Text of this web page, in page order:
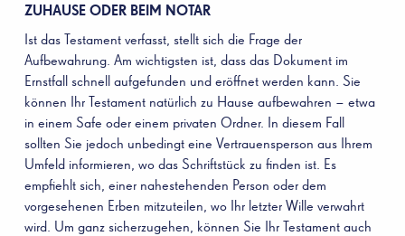
ZUHAUSE ODER BEIM NOTAR
Ist das Testament verfasst, stellt sich die Frage der
Aufbewahrung. Am wichtigsten ist, dass das Dokument im
Ernstfall schnell aufgefunden und eröffnet werden kann. Sie
können Ihr Testament natürlich zu Hause aufbewahren – etwa
in einem Safe oder einem privaten Ordner. In diesem Fall
sollten Sie jedoch unbedingt eine Vertrauensperson aus Ihrem
Umfeld informieren, wo das Schriftstück zu finden ist. Es
empfiehlt sich, einer nahestehenden Person oder dem
vorgesehenen Erben mitzuteilen, wo Ihr letzter Wille verwahrt
wird. Um ganz sicherzugehen, können Sie Ihr Testament auch